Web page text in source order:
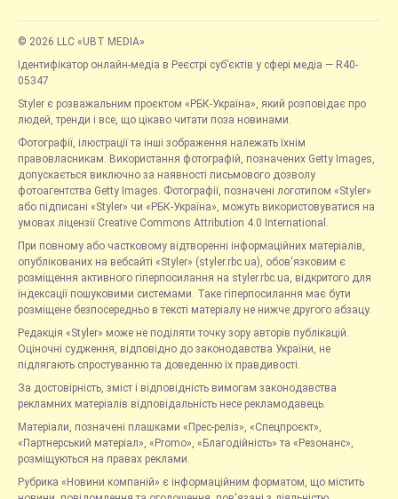
© 2026 LLC «UBT MEDIA»
Ідентифікатор онлайн-медіа в Реєстрі суб’єктів у сфері медіа — R40-
05347
Styler є розважальним проєктом «РБК-Україна», який розповідає про
людей, тренди і все, що цікаво читати поза новинами.
Фотографії, ілюстрації та інші зображення належать їхнім
правовласникам. Використання фотографій, позначених Getty Images,
допускається виключно за наявності письмового дозволу
фотоагентства Getty Images. Фотографії, позначені логотипом «Styler»
або підписані «Styler» чи «РБК-Україна», можуть використовуватися на
умовах ліцензії Creative Commons Attribution 4.0 International.
При повному або частковому відтворенні інформаційних матеріалів,
опублікованих на вебсайті «Styler» (styler.rbc.ua), обов'язковим є
розміщення активного гіперпосилання на styler.rbc.ua, відкритого для
індексації пошуковими системами. Таке гіперпосилання має бути
розміщене безпосередньо в тексті матеріалу не нижче другого абзацу.
Редакція «Styler» може не поділяти точку зору авторів публікацій.
Оціночні судження, відповідно до законодавства України, не
підлягають спростуванню та доведенню їх правдивості.
За достовірність, зміст і відповідність вимогам законодавства
рекламних матеріалів відповідальність несе рекламодавець.
Матеріали, позначені плашками «Прес-реліз», «Спецпроєкт»,
«Партнерський матеріал», «Promo», «Благодійність» та «Резонанс»,
розміщуються на правах реклами.
Рубрика «Новини компаній» є інформаційним форматом, що містить